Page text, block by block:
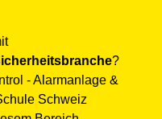
?
- Alarmanlage &
Schweiz